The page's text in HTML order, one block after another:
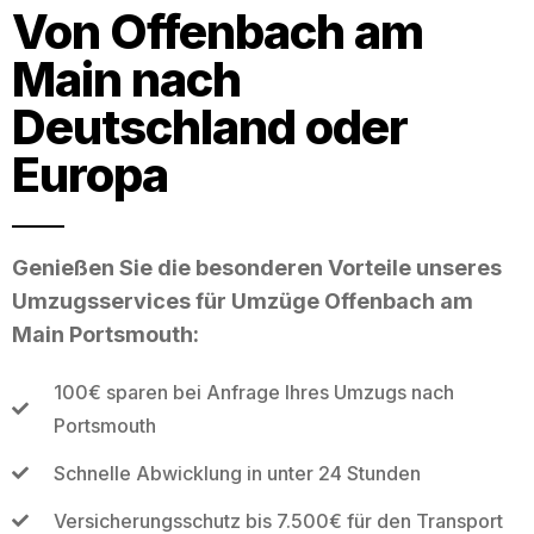
Von Offenbach am
Main nach
Deutschland oder
Europa
Genießen Sie die besonderen Vorteile unseres
Umzugsservices für Umzüge Offenbach am
Main Portsmouth:
100€ sparen bei Anfrage Ihres Umzugs nach
Portsmouth
Schnelle Abwicklung in unter 24 Stunden
Versicherungsschutz bis 7.500€ für den Transport